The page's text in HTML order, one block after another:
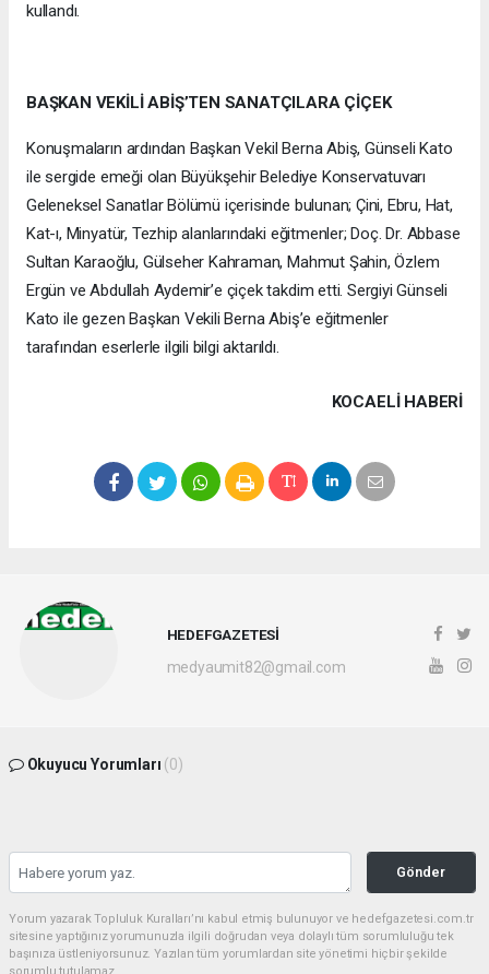
kullandı.
BAŞKAN VEKİLİ ABİŞ’TEN SANATÇILARA ÇİÇEK
Konuşmaların ardından Başkan Vekil Berna Abiş, Günseli Kato
ile sergide emeği olan Büyükşehir Belediye Konservatuvarı
Geleneksel Sanatlar Bölümü içerisinde bulunan; Çini, Ebru, Hat,
Kat-ı, Minyatür, Tezhip alanlarındaki eğitmenler; Doç. Dr. Abbase
Sultan Karaoğlu, Gülseher Kahraman, Mahmut Şahin, Özlem
Ergün ve Abdullah Aydemir’e çiçek takdim etti. Sergiyi Günseli
Kato ile gezen Başkan Vekili Berna Abiş’e eğitmenler
tarafından eserlerle ilgili bilgi aktarıldı.
KOCAELI HABERİ
HEDEFGAZETESİ
medyaumit82@gmail.com
Okuyucu Yorumları (0)
Gönder
Yorum yazarak Topluluk Kuralları’nı kabul etmiş bulunuyor ve hedefgazetesi.com.tr
sitesine yaptığınız yorumunuzla ilgili doğrudan veya dolaylı tüm sorumluluğu tek
başınıza üstleniyorsunuz. Yazılan tüm yorumlardan site yönetimi hiçbir şekilde